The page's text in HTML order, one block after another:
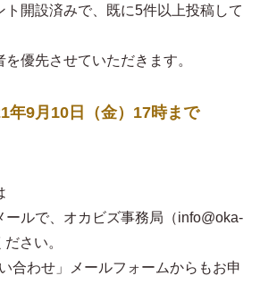
ト開設済みで、既に5件以上投稿して
優先させていただきます。
年9月10日（金）17時まで
ールで、オカビズ事務局（info@oka-
さい。
合わせ」メールフォームからもお申